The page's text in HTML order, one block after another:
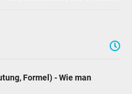
Formel) - Wie man